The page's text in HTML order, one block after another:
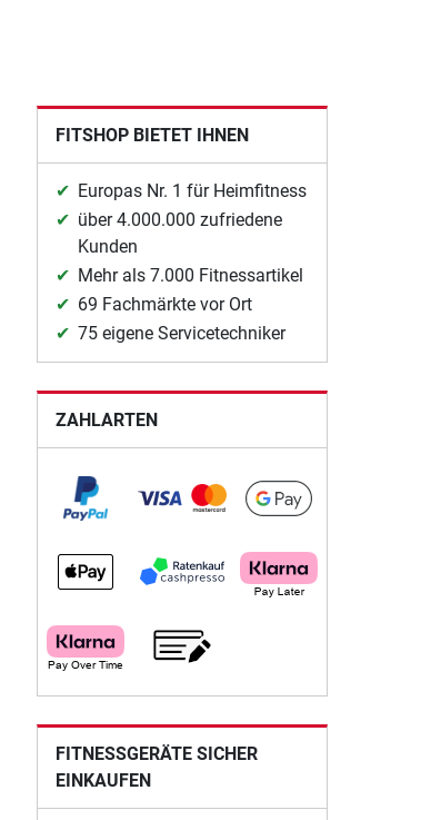
FITSHOP BIETET IHNEN
Europas Nr. 1 für Heimfitness
über 4.000.000 zufriedene
Kunden
Mehr als 7.000 Fitnessartikel
69 Fachmärkte vor Ort
75 eigene Servicetechniker
ZAHLARTEN
FITNESSGERÄTE SICHER
EINKAUFEN